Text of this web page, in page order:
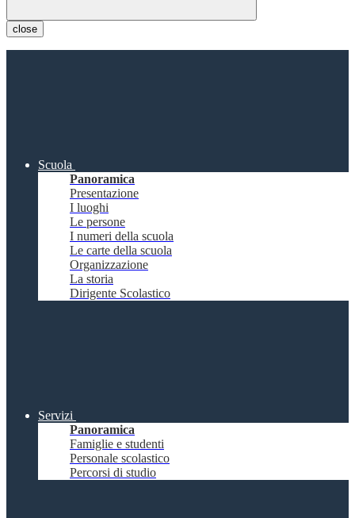
close
Scuola
Panoramica
Presentazione
I luoghi
Le persone
I numeri della scuola
Le carte della scuola
Organizzazione
La storia
Dirigente Scolastico
Servizi
Panoramica
Famiglie e studenti
Personale scolastico
Percorsi di studio